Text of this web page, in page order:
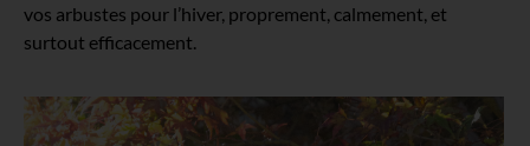
vos arbustes pour l’hiver, proprement, calmement, et
surtout efficacement.